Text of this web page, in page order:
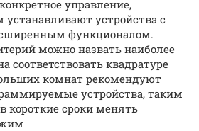
управление,
устанавливают устройства с
функционалом.
можно назвать наиболее
квадратуре
комнат рекомендуют
устройства, таким
короткие сроки менять